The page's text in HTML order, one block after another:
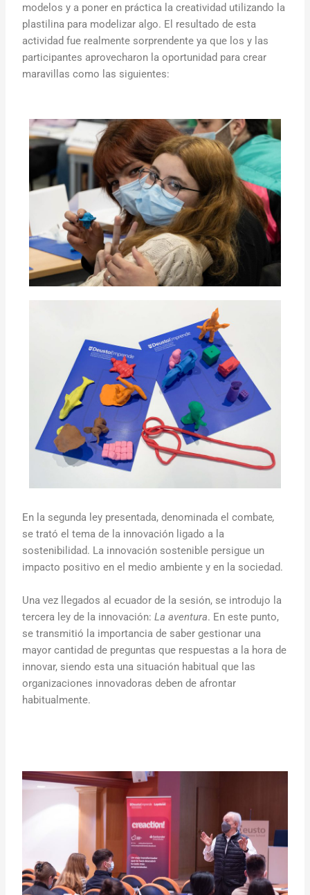
modelos y a poner en práctica la creatividad utilizando la
plastilina para modelizar algo. El resultado de esta
actividad fue realmente sorprendente ya que los y las
participantes aprovecharon la oportunidad para crear
maravillas como las siguientes:
En la segunda ley presentada, denominada el combate,
se trató el tema de la innovación ligado a la
sostenibilidad. La innovación sostenible persigue un
impacto positivo en el medio ambiente y en la sociedad.
Una vez llegados al ecuador de la sesión, se introdujo la
tercera ley de la innovación:La aventura. En este punto,
se transmitió la importancia de saber gestionar una
mayor cantidad de preguntas que respuestas a la hora de
innovar, siendo esta una situación habitual que las
organizaciones innovadoras deben de afrontar
habitualmente.